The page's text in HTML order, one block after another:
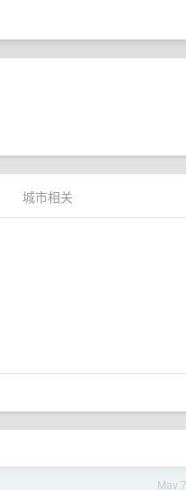
城市相关
May 7